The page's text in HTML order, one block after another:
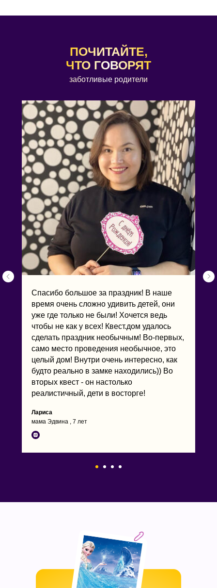
ПОЧИТАЙТЕ,
ЧТО ГОВОРЯТ
заботливые родители
Спасибо большое за праздник! В наше
время очень сложно удивить детей, они
уже где только не были! Хочется ведь
чтобы не как у всех! Квест.дом удалось
сделать праздник необычным! Во-первых,
само место проведения необычное, это
целый дом! Внутри очень интересно, как
будто реально в замке находились)) Во
вторых квест - он настолько
реалистичный, дети в восторге!
Лариса
мама Эдвина , 7 лет